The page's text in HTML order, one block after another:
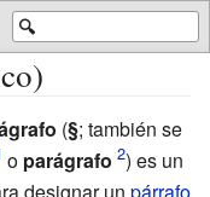
🔍
(§; también se
o parágrafo ) es un
designar un párrafo